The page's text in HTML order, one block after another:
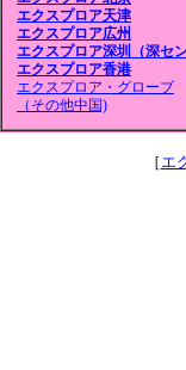
エクスプロア天津
エクスプロア広州
エクスプロア深圳（深セン
エクスプロア香港
エクスプロア・グローブ
（その他中国)
［ エ